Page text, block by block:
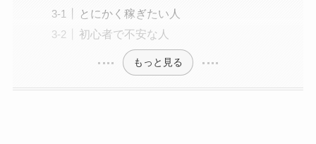
とにかく稼ぎたい人
初心者で不安な人
もっと見る